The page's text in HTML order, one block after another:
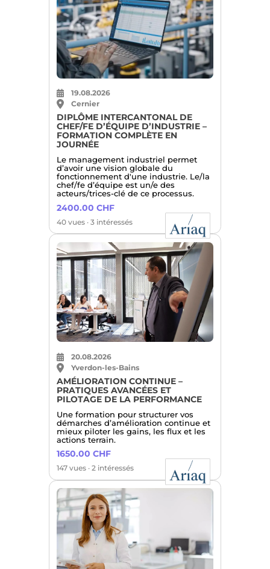
19.08.2026
Cernier
DIPLÔME INTERCANTONAL DE
CHEF/FE D’ÉQUIPE D’INDUSTRIE –
FORMATION COMPLÈTE EN
JOURNÉE
Le management industriel permet
d’avoir une vision globale du
fonctionnement d'une industrie. Le/la
chef/fe d’équipe est un/e des
acteurs/trices-clé de ce processus.
2400.00 CHF
40 vues · 3 intéressés
20.08.2026
Yverdon-les-Bains
AMÉLIORATION CONTINUE –
PRATIQUES AVANCÉES ET
PILOTAGE DE LA PERFORMANCE
Une formation pour structurer vos
démarches d’amélioration continue et
mieux piloter les gains, les flux et les
actions terrain.
1650.00 CHF
147 vues · 2 intéressés